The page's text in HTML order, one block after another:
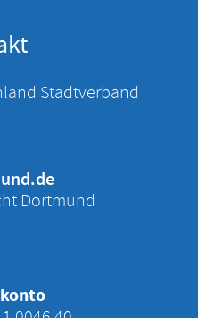
Stadtverband
Dortmund